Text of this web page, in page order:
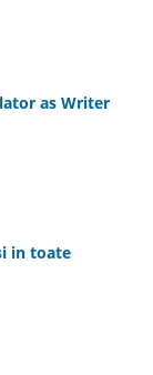
as Writer
in toate